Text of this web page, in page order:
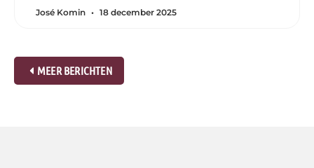
José Komin 18 december 2025
MEER BERICHTEN